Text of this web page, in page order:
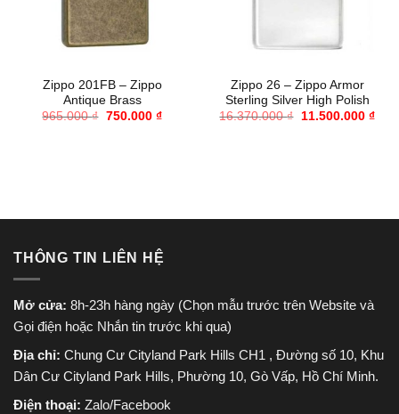
Zippo 201FB – Zippo
Antique Brass
965.000₫ Giá
750.000 ₫Giá
Zippo 26 – Zippo Armor
Sterling Silver High Polish
16.370.000₫
Giá
11.500.000 ₫Giá
THÔNG TIN LIÊN HỆ
Mở cửa: 8h-23h hàng ngày (Chọn mẫu trước trên Website và
Gọi điện hoặc Nhắn tin trước khi qua)
Địa chỉ: Chung Cư Cityland Park Hills CH1 , Đường số 10, Khu
Dân Cư Cityland Park Hills, Phường 10, Gò Vấp, Hồ Chí Minh.
Điện thoại: Zalo/Facebook